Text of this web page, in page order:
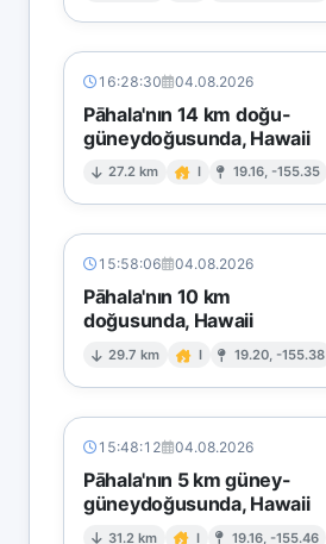
16:28:30 04.08.2026
Pāhala'nın 14 km doğu-
güneydoğusunda, Hawaii
27.2 km I 19.16, -155.35
15:58:06 04.08.2026
Pāhala'nın 10 km
doğusunda, Hawaii
29.7 km I 19.20, -155.38
15:48:12 04.08.2026
Pāhala'nın 5 km güney-
güneydoğusunda, Hawaii
31.2 km I 19.16, -155.46